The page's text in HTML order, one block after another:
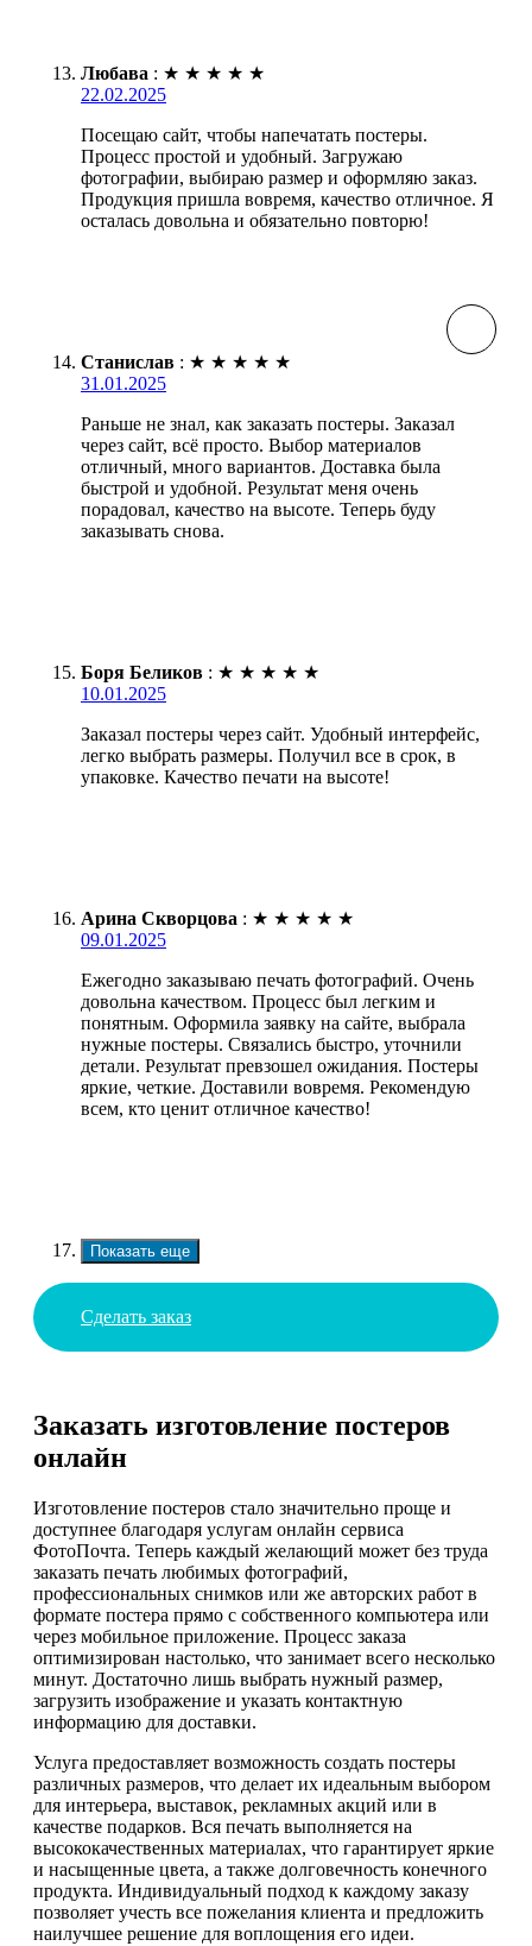
Любава : ★ ★ ★ ★ ★
22.02.2025
Посещаю сайт, чтобы напечатать постеры.
Процесс простой и удобный. Загружаю
фотографии, выбираю размер и оформляю заказ.
Продукция пришла вовремя, качество отличное. Я
осталась довольна и обязательно повторю!
Станислав : ★ ★ ★ ★ ★
31.01.2025
Раньше не знал, как заказать постеры. Заказал
через сайт, всё просто. Выбор материалов
отличный, много вариантов. Доставка была
быстрой и удобной. Результат меня очень
порадовал, качество на высоте. Теперь буду
заказывать снова.
Боря Беликов : ★ ★ ★ ★ ★
10.01.2025
Заказал постеры через сайт. Удобный интерфейс,
легко выбрать размеры. Получил все в срок, в
упаковке. Качество печати на высоте!
Арина Скворцова : ★ ★ ★ ★ ★
09.01.2025
Ежегодно заказываю печать фотографий. Очень
довольна качеством. Процесс был легким и
понятным. Оформила заявку на сайте, выбрала
нужные постеры. Связались быстро, уточнили
детали. Результат превзошел ожидания. Постеры
яркие, четкие. Доставили вовремя. Рекомендую
всем, кто ценит отличное качество!
Показать еще
Сделать заказ
Заказать изготовление постеров
онлайн
Изготовление постеров стало значительно проще и
доступнее благодаря услугам онлайн сервиса
ФотоПочта. Теперь каждый желающий может без труда
заказать печать любимых фотографий,
профессиональных снимков или же авторских работ в
формате постера прямо с собственного компьютера или
через мобильное приложение. Процесс заказа
оптимизирован настолько, что занимает всего несколько
минут. Достаточно лишь выбрать нужный размер,
загрузить изображение и указать контактную
информацию для доставки.
Услуга предоставляет возможность создать постеры
различных размеров, что делает их идеальным выбором
для интерьера, выставок, рекламных акций или в
качестве подарков. Вся печать выполняется на
высококачественных материалах, что гарантирует яркие
и насыщенные цвета, а также долговечность конечного
продукта. Индивидуальный подход к каждому заказу
позволяет учесть все пожелания клиента и предложить
наилучшее решение для воплощения его идеи.